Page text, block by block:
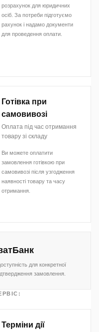
розрахунок для юридичних
осіб. За потреби підготуємо
рахунок і надамо документи
для проведення оплати.
Готівка при
самовивозі
Оплата під час отримання
товару зі складу
Ви можете оплатити
замовлення готівкою при
самовивозі після узгодження
наявності товару та часу
отримання.
для конкретної
замовлення.
Терміни дії